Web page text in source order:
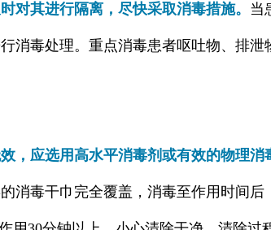
对其进行隔离，尽快采取消毒措施。 当
毒处理。重点消毒患者呕吐物、排泄
，应选用高水平消毒剂或有效的物理消
消毒干巾完全覆盖，消毒至作用时间